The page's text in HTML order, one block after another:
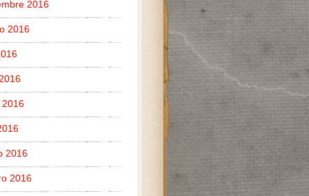
2016
2016
2016
2016